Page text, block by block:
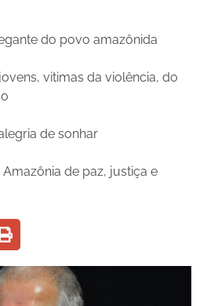
do povo amazônida
vitimas da violência, do
de sonhar
de paz, justiça e